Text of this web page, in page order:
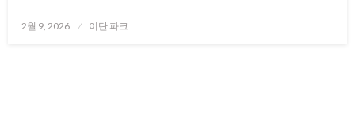
Posted
2월 9, 2026 이단 파크